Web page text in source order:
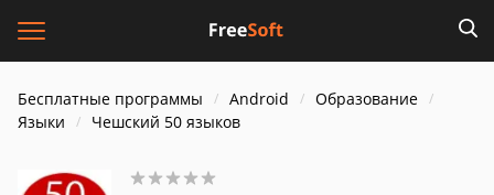
Бесплатные программы Android
Образование
Языки
Чешский 50 языков